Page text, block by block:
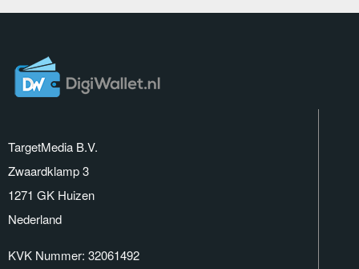
TargetMedia B.V.
Zwaardklamp 3
1271 GK Huizen
Nederland
KVK Nummer: 32061492